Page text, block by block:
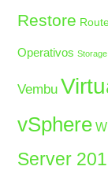
Restore
Operativos Storage
Vembu
vSphere
Server